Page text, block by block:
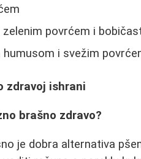
povrćem i
humusom i svežim
zdravoj ishrani
brašno zdravo?
je dobra alternativa